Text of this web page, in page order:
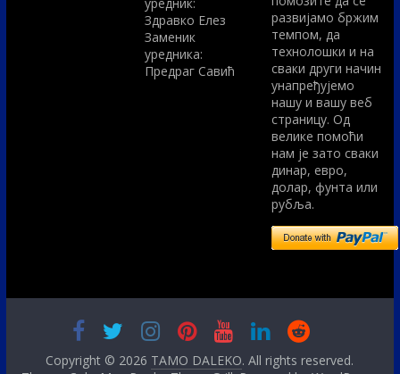
уредник:
Здравко Елез
Заменик
уредника:
Предраг Савић
развијамо бржим
темпом, да
технолошки и на
сваки други начин
унапређујемо
нашу и вашу веб
страницу. Од
велике помоћи
нам је зато сваки
динар, евро,
долар, фунта или
рубља.
Copyright © 2026 TAMO DALEKO. All rights reserved.